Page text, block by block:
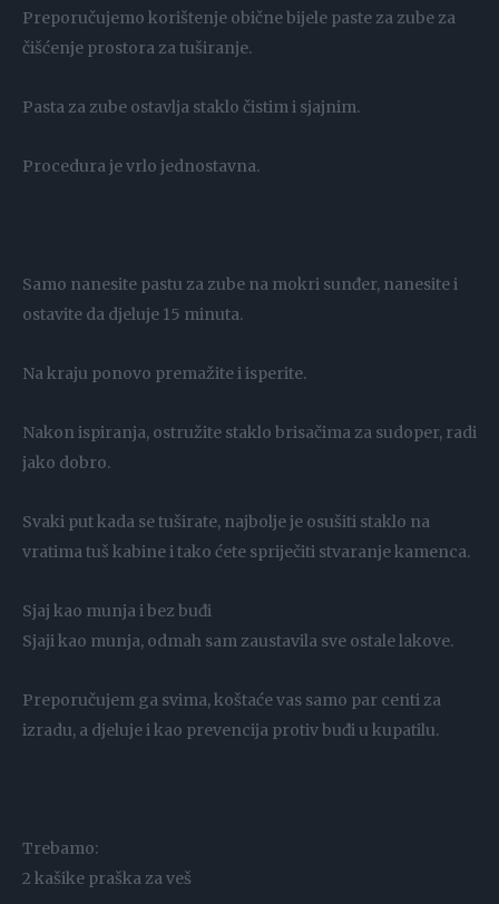
Preporučujemo korištenje obične bijele paste za zube za
čišćenje prostora za tuširanje.
Pasta za zube ostavlja staklo čistim i sjajnim.
Procedura je vrlo jednostavna.
Samo nanesite pastu za zube na mokri sunđer, nanesite i
ostavite da djeluje 15 minuta.
Na kraju ponovo premažite i isperite.
Nakon ispiranja, ostružite staklo brisačima za sudoper, radi
jako dobro.
Svaki put kada se tuširate, najbolje je osušiti staklo na
vratima tuš kabine i tako ćete spriječiti stvaranje kamenca.
Sjaj kao munja i bez buđi
Sjaji kao munja, odmah sam zaustavila sve ostale lakove.
Preporučujem ga svima, koštaće vas samo par centi za
izradu, a djeluje i kao prevencija protiv buđi u kupatilu.
Trebamo:
2 kašike praška za veš